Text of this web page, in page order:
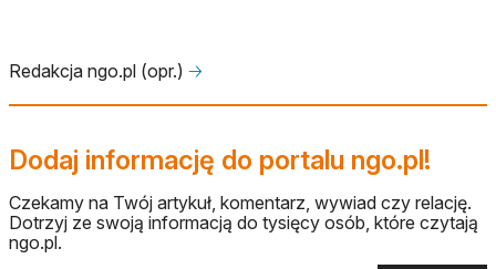
Redakcja ngo.pl (opr.) 🡢
Dodaj informację do portalu ngo.pl!
Czekamy na Twój artykuł, komentarz, wywiad czy relację.
Dotrzyj ze swoją informacją do tysięcy osób, które czytają
ngo.pl.